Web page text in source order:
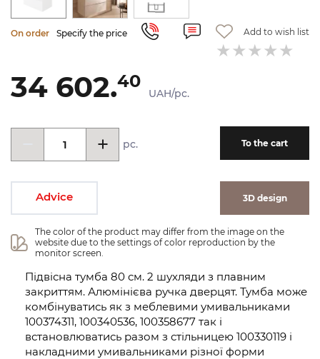
On order Specify the price Add to wish list
34 602.40
UAH/pc.
pc. To the cart
Advice 3D design
The color of the product may differ from the image on the
website due to the settings of color reproduction by the
monitor screen.
Підвісна тумба 80 см. 2 шухляди з плавним
закриттям. Алюмінієва ручка дверцят. Тумба може
комбінуватись як з меблевими умивальниками
100374311, 100340536, 100358677 так і
встановлюватись разом з стільницею 100330119 і
накладними умивальниками різної форми